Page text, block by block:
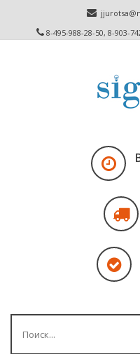
8-495-988-28-50, 8-903-